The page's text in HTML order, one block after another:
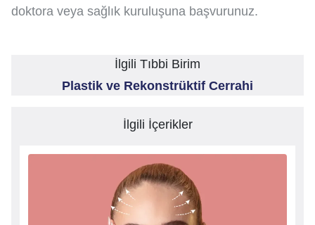
doktora veya sağlık kuruluşuna başvurunuz.
İlgili Tıbbi Birim
Plastik ve Rekonstrüktif Cerrahi
İlgili İçerikler